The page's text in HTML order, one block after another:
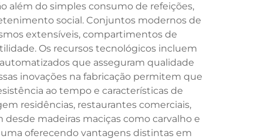
além do simples consumo de refeições,
social. Conjuntos modernos de
extensíveis, compartimentos de
Os recursos tecnológicos incluem
que asseguram qualidade
inovações na fabricação permitem que
ao tempo e características de
residências, restaurantes comerciais,
madeiras maciças como carvalho e
oferecendo vantagens distintas em